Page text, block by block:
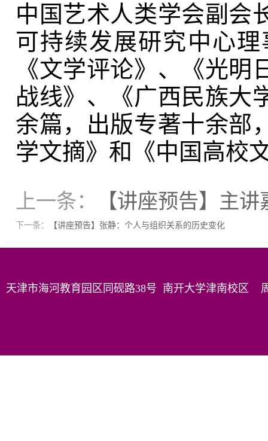
中国艺术人类学会副会
可持续发展研究中心
《文学评论》、《光
战线》、《广西民族大
余篇，出版专著十余部
学文摘》和《中国高校
上一条： 【讲座预告】主
下一条： 【讲座预告】张静：个人与组织关系的历史变化
天津市海河教育园区同砚路38号 南开大学津南校区